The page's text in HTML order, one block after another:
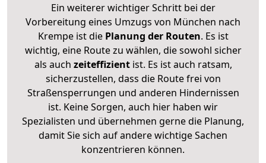
Ein weiterer wichtiger Schritt bei der
Vorbereitung eines Umzugs von München nach
Krempe ist diePlanung der Routen. Es ist
wichtig, eine Route zu wählen, die sowohl sicher
als auch zeiteffizientist. Es ist auch ratsam,
sicherzustellen, dass die Route frei von
Straßensperrungen und anderen Hindernissen
ist. Keine Sorgen, auch hier haben wir
Spezialisten und übernehmen gerne die Planung,
damit Sie sich auf andere wichtige Sachen
konzentrieren können.